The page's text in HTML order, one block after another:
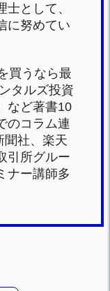
として、
に努めてい
買うなら最
タルズ投資
など著書10
のコラム連
聞社、楽天
引所グルー
ナー講師多